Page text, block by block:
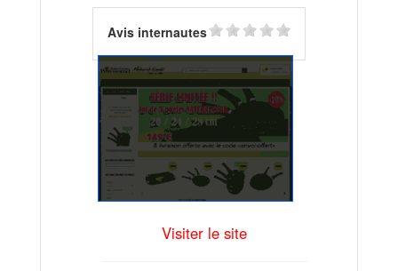
Avis internautes
Visiter le site